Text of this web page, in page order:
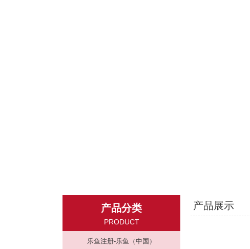
产品分类
PRODUCT
乐鱼注册-乐鱼（中国）
产品展示